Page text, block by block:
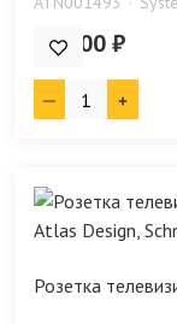
443.00 ₽
Розетка